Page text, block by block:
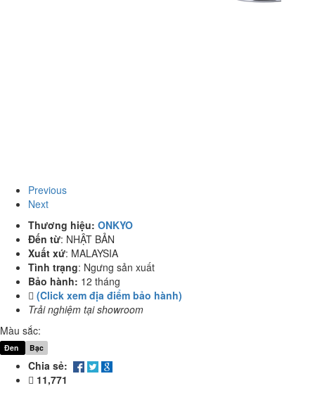
Previous
Next
Thương hiệu: ONKYO
Đến từ: NHẬT BẢN
Xuất xứ: MALAYSIA
Tình trạng: Ngưng sản xuất
Bảo hành: 12 tháng
(Click xem địa điểm bảo hành)
Trải nghiệm tại showroom
Màu sắc:
Đen Bạc
Chia sẻ:
11,771